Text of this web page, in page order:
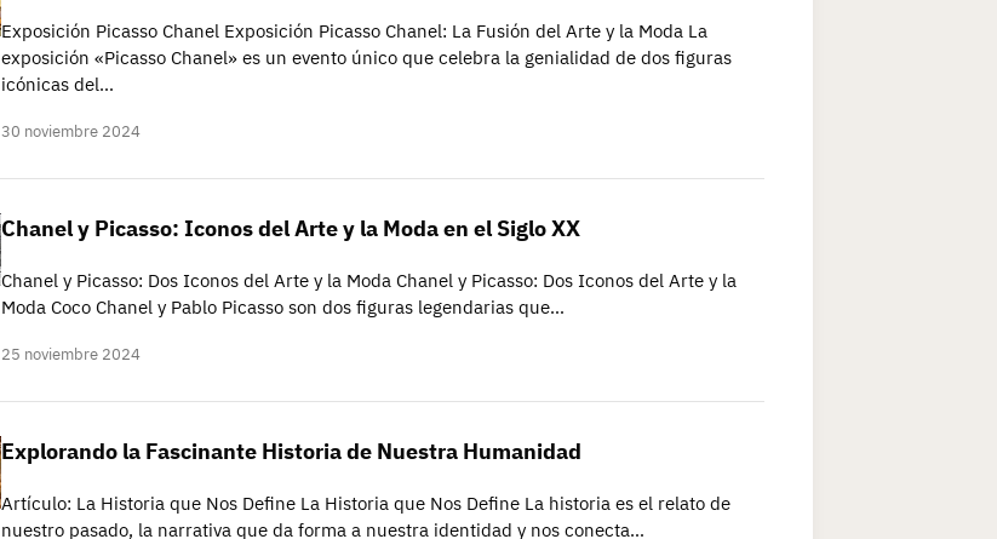
Exposición Picasso Chanel Exposición Picasso Chanel: La Fusión del Arte y la Moda La
exposición «Picasso Chanel» es un evento único que celebra la genialidad de dos figuras
icónicas del…
30 noviembre 2024
Chanel y Picasso: Iconos del Arte y la Moda en el Siglo XX
Chanel y Picasso: Dos Iconos del Arte y la Moda Chanel y Picasso: Dos Iconos del Arte y la
Moda Coco Chanel y Pablo Picasso son dos figuras legendarias que…
25 noviembre 2024
Explorando la Fascinante Historia de Nuestra Humanidad
Artículo: La Historia que Nos Define La Historia que Nos Define La historia es el relato de
nuestro pasado, la narrativa que da forma a nuestra identidad y nos conecta…